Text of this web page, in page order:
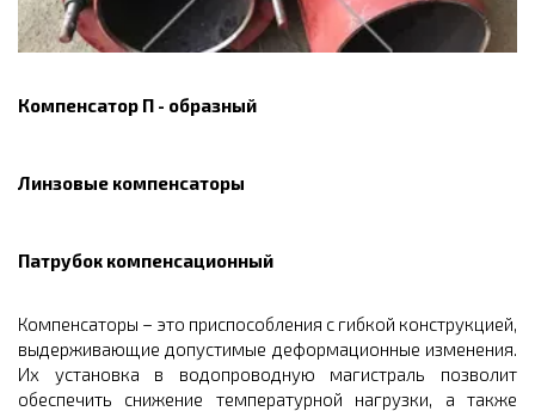
Компенсатор П - образный
Линзовые компенсаторы
Патрубок компенсационный
Компенсаторы – это приспособления с гибкой конструкцией,
выдерживающие допустимые деформационные изменения.
Их установка в водопроводную магистраль позволит
обеспечить снижение температурной нагрузки, а также